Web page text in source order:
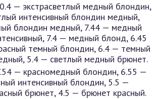
— экстрасветлый медный блондин,
интенсивный блондин медный,
блондин медный, 7.44 — медный
7.4 — медный блонд, 6.45
темный блондин, 6.4 — темный
5.4 — светлый медный брюнет.
— красномедный блондин, 6.55 —
интенсивный блондин, 5.5 —
брюнет, 4.5 — брюнет красный.